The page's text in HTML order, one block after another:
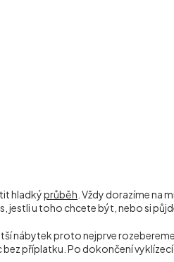
hladkýprůběh . Vždy dorazíme na
jestli u toho chcete být, nebo si
nábytek proto nejprve
příplatku. Po dokončení